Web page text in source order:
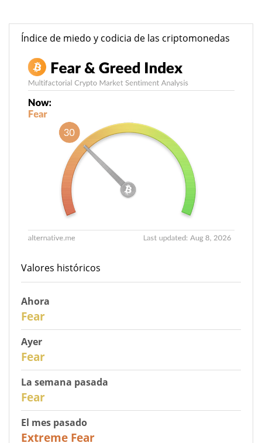
Índice de miedo y codicia de las criptomonedas
Valores históricos
Ahora
Fear
Ayer
Fear
La semana pasada
Fear
El mes pasado
Extreme Fear